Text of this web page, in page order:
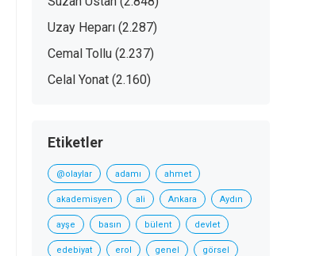
Uzay Heparı (2.287)
Cemal Tollu (2.237)
Celal Yonat (2.160)
Etiketler
@olaylar adamı ahmet
akademisyen ali Ankara Aydın
ayşe basın bülent devlet
edebiyat erol genel görsel